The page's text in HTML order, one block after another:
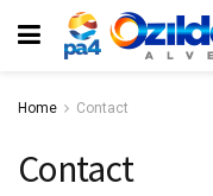
Home Contact
Contact